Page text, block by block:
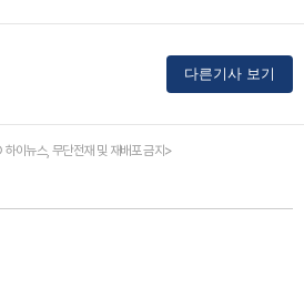
다른기사 보기
이뉴스, 무단전재 및 재배포 금지>